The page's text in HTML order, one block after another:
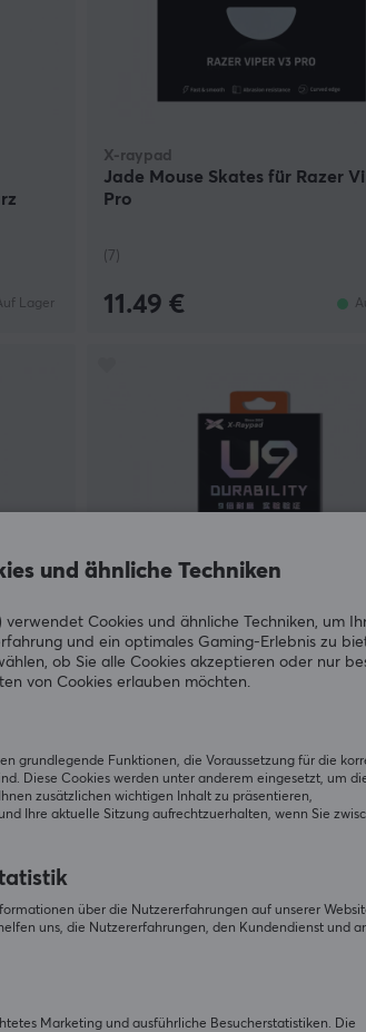
Lager
X-raypad
Jade Mouse Skates für Razer
Pro
(7)
11.49 €
Auf Lager
X-raypad
U9 Air 8mm - Dot Skates
10.90 €
und ähnliche Techniken
verwendet Cookies und ähnliche Techniken, um
und ein optimales Gaming-Erlebnis zu
ob Sie alle Cookies akzeptieren oder nur
von Cookies erlauben möchten.
grundlegende Funktionen, die Voraussetzung für die
Diese Cookies werden unter anderem eingesetzt, um
zusätzlichen wichtigen Inhalt zu präsentieren,
Ihre aktuelle Sitzung aufrechtzuerhalten, wenn Sie
über die Nutzererfahrungen auf unserer
uns, die Nutzererfahrungen, den Kundendienst und
Marketing und ausführliche Besucherstatistiken. Die